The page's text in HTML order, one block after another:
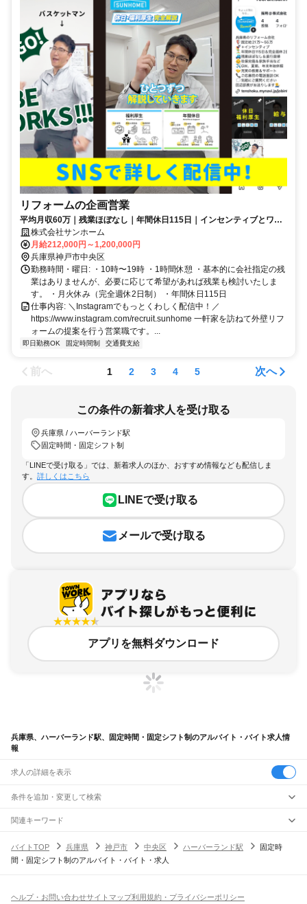
リフォームの企画営業
平均月収60万｜残業ほぼなし｜年間休日115日｜インセンティブとワー
クライフバランスを兼ね揃えた営業職
株式会社サンホーム
月給212,000円～1,200,000円
兵庫県神戸市中央区
勤務時間・曜日: ・10時〜19時 ・1時間休憩 ・基本的に会社指定の残
業はありませんが、必要に応じて希望があれば残業も検討いたしま
す。 ・月火休み（完全週休2日制） ・年間休日115日
仕事内容: ＼Instagramでもっとくわしく配信中！／
https://www.instagram.com/recruit.sunhome 一軒家を訪ねて外壁リフ
ォームの提案を行う営業職です。...
即日勤務OK 固定時間制 交通費支給
前へ 1 2 3 4 5 次へ
この条件の新着求人を受け取る
兵庫県 / ハーバーランド駅
固定時間・固定シフト制
「LINEで受け取る」では、新着求人のほか、おすすめ情報なども配信しま
す。 詳しくはこちら
LINEで受け取る
メールで受け取る
アプリを無料ダウンロード
兵庫県、ハーバーランド駅、固定時間・固定シフト制のアルバイト・バイト求人情
報
求人の詳細を表示
条件を追加・変更して検索
市区町村を追加・変更
兵庫県すべて
神戸市 すべて
西脇市宝塚市三木市高砂市川西市小野市三田市加西市丹波篠山市
駅を追加・変更
職種を追加・変更
飲食・フードサービスすべて
関連キーワード
バイトTOP
兵庫県 神戸市 中央区 ハーバーランド駅
固定時
間・固定シフト制のアルバイト・バイト・求人
ヘルプ・お問い合わせサイトマップ利用規約・プライバシーポリシー